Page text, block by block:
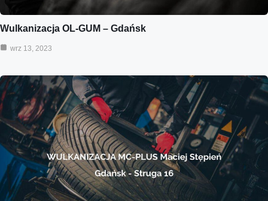
Wulkanizacja OL-GUM – Gdańsk
wrz 13, 2023